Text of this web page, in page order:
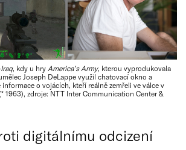
, kdy u hry America’s Army, kterou vyprodukovala
Joseph DeLappe využil chatovací okno a
o vojácích, kteří reálně zemřeli ve válce v
1963), zdroje: NTT Inter Communication Center &
digitálnímu odcizení